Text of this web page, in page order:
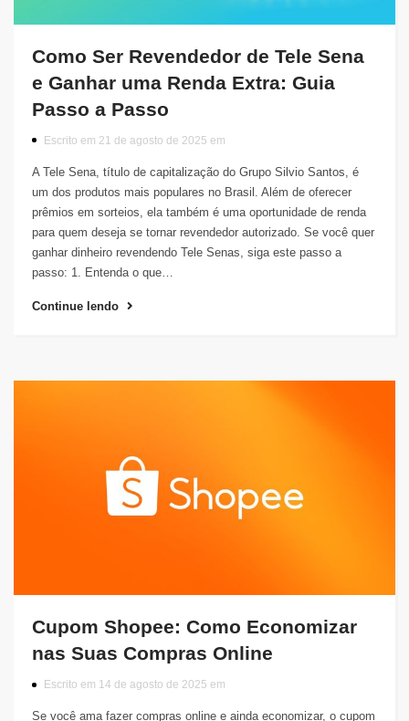
Como Ser Revendedor de Tele Sena
e Ganhar uma Renda Extra: Guia
Passo a Passo
Escrito em 21 de agosto de 2025 em
A Tele Sena, título de capitalização do Grupo Silvio Santos, é
um dos produtos mais populares no Brasil. Além de oferecer
prêmios em sorteios, ela também é uma oportunidade de renda
para quem deseja se tornar revendedor autorizado. Se você quer
ganhar dinheiro revendendo Tele Senas, siga este passo a
passo: 1. Entenda o que…
Continue lendo
Cupom Shopee: Como Economizar
nas Suas Compras Online
Escrito em 14 de agosto de 2025 em
Se você ama fazer compras online e ainda economizar, o cupom